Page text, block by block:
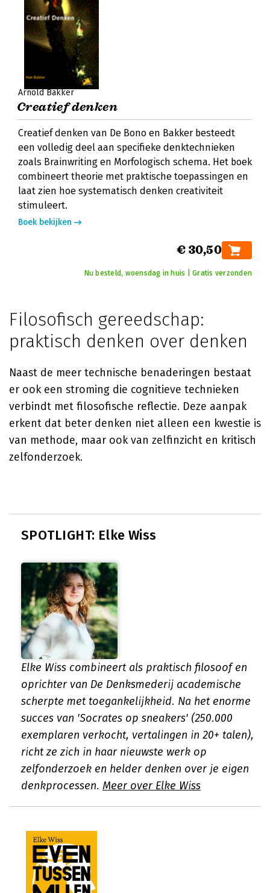
Arnold Bakker
Creatief denken
Creatief denken van De Bono en Bakker besteedt
een volledig deel aan specifieke denktechnieken
zoals Brainwriting en Morfologisch schema. Het boek
combineert theorie met praktische toepassingen en
laat zien hoe systematisch denken creativiteit
stimuleert.
Boek bekijken
€ 30,50
Nu besteld, woensdag in huis | Gratis verzonden
Filosofisch gereedschap:
praktisch denken over denken
Naast de meer technische benaderingen bestaat
er ook een stroming die cognitieve technieken
verbindt met filosofische reflectie. Deze aanpak
erkent dat beter denken niet alleen een kwestie is
van methode, maar ook van zelfinzicht en kritisch
zelfonderzoek.
SPOTLIGHT: Elke Wiss
Elke Wiss combineert als praktisch filosoof en
oprichter van De Denksmederij academische
scherpte met toegankelijkheid. Na het enorme
succes van 'Socrates op sneakers' (250.000
exemplaren verkocht, vertalingen in 20+ talen),
richt ze zich in haar nieuwste werk op
zelfonderzoek en helder denken over je eigen
denkprocessen. Meer over Elke Wiss